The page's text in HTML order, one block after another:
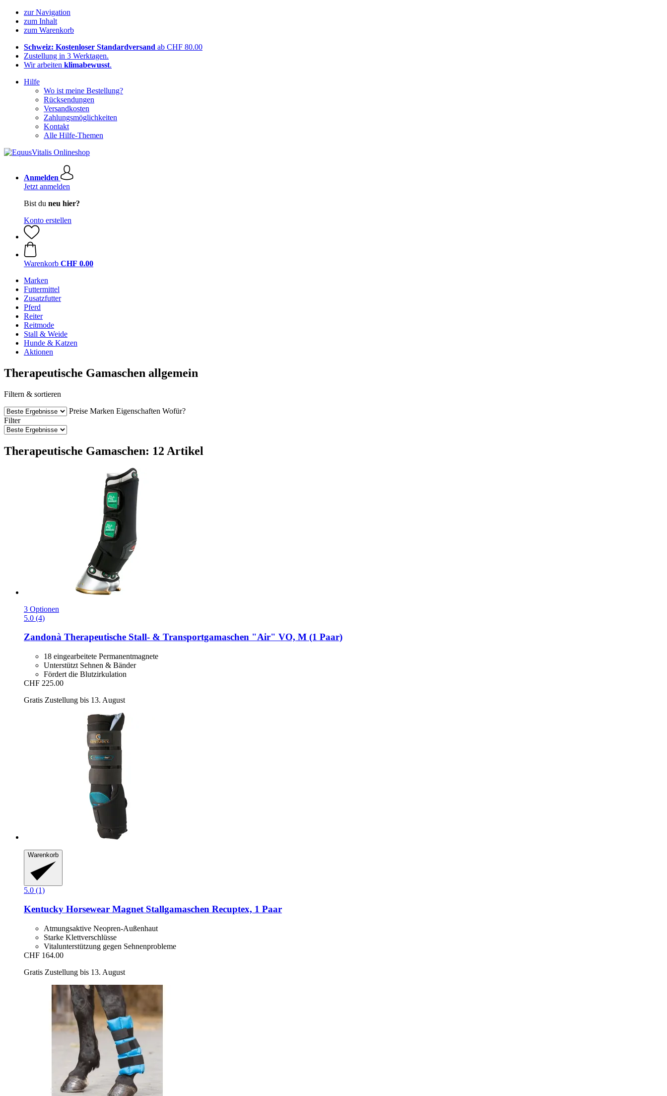
zur Navigation
zum Inhalt
zum Warenkorb
Schweiz: Kostenloser Standardversand ab CHF 80.00
Zustellung in 3 Werktagen.
Wir arbeiten klimabewusst.
Hilfe
Wo ist meine Bestellung?
Rücksendungen
Versandkosten
Zahlungsmöglichkeiten
Kontakt
Alle Hilfe-Themen
Anmelden
Jetzt anmelden
Bist du neu hier?
Konto erstellen
Warenkorb CHF 0.00
Marken
Futtermittel
Zusatzfutter
Pferd
Reiter
Reitmode
Stall & Weide
Hunde & Katzen
Aktionen
Therapeutische Gamaschen allgemein
Filtern & sortieren
Preise Marken Eigenschaften Wofür?
Filter
Therapeutische Gamaschen: 12 Artikel
3 Optionen
5.0 (4)
Zandonà Therapeutische Stall-​ & Transportgamaschen "Air" VO, M (1 Paar)
18 eingearbeitete Permanentmagnete
Unterstützt Sehnen & Bänder
Fördert die Blutzirkulation
CHF 225.00
Gratis Zustellung bis 13. August
Warenkorb
5.0 (1)
Kentucky Horsewear Magnet Stallgamaschen Recuptex, 1 Paar
Atmungsaktive Neopren-Außenhaut
Starke Klettverschlüsse
Vitalunterstützung gegen Sehnenprobleme
CHF 164.00
Gratis Zustellung bis 13. August